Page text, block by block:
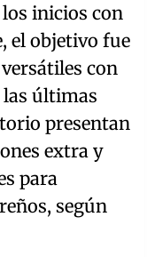
inicios con
el objetivo fue
con
las últimas
presentan
extra y
para
según